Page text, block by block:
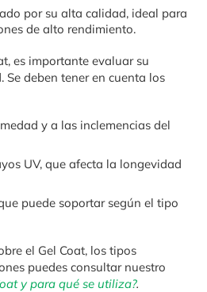
por su alta calidad, ideal para
de alto rendimiento.
es importante evaluar su
Se deben tener en cuenta los
y a las inclemencias del
UV, que afecta la longevidad
puede soportar según el tipo
el Gel Coat, los tipos
puedes consultar nuestro
y para qué se utiliza?.